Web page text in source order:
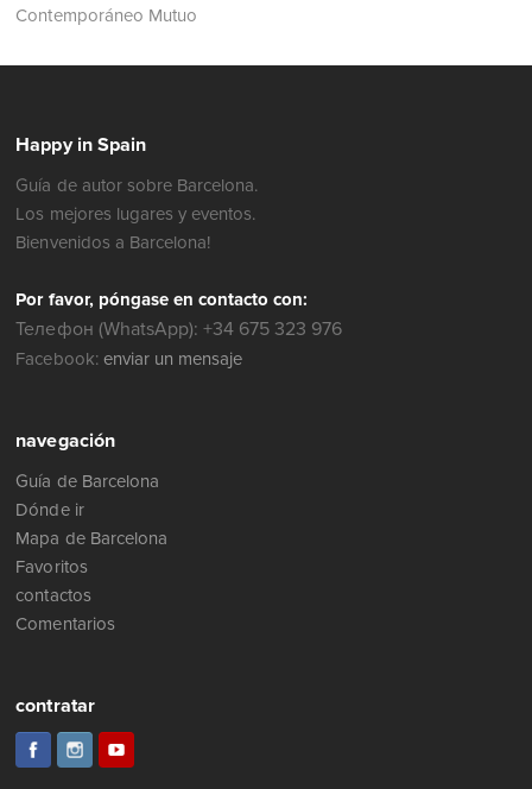
Contemporáneo Mutuo
Happy in Spain
Guía de autor sobre Barcelona.
Los mejores lugares y eventos.
Bienvenidos a Barcelona!
Por favor, póngase en contacto con:
Телефон (WhatsApp): +34 675 323 976
Facebook: enviar un mensaje
navegación
Guía de Barcelona
Dónde ir
Mapa de Barcelona
Favoritos
contactos
Comentarios
contratar